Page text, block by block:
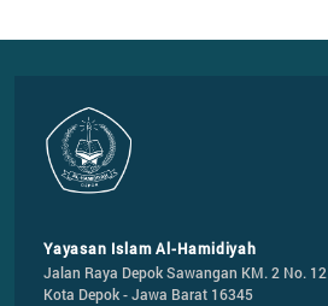
Yayasan Islam Al-Hamidiyah
Jalan Raya Depok Sawangan KM. 2 No. 12
Kota Depok - Jawa Barat 16345